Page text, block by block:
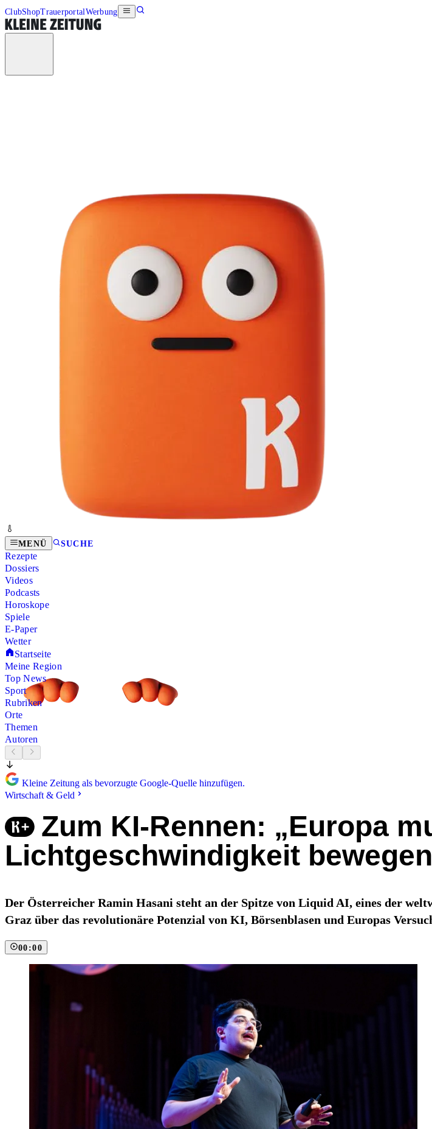
ClubShopTrauerportalWerbung
MENÜ SUCHE
Rezepte
Dossiers
Videos
Podcasts
Horoskope
Spiele
E-Paper
Wetter
Startseite
Meine Region
Top News
Sport
Rubriken
Orte
Themen
Autoren
Kleine Zeitung als bevorzugte Google-Quelle hinzufügen.
Wirtschaft & Geld
Zum KI-Rennen: „Europa
Lichtgeschwindigkeit
Der Österreicher Ramin Hasani steht an der Spitze von Liquid AI, eines der
Graz über das revolutionäre Potenzial von KI, Börsenblasen und Europas
00:00